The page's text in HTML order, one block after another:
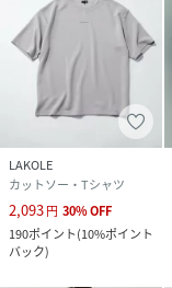
LAKOLE
カットソー・Tシャツ
2,093円 30%OFF
190ポイント(10%ポイント
バック)